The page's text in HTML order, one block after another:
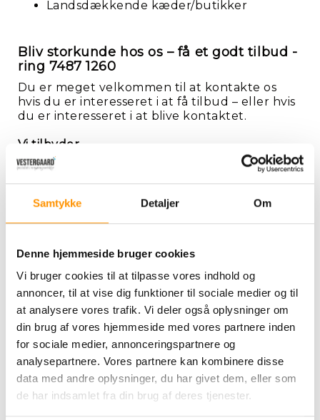
Samtykke Detaljer Om
Denne hjemmeside bruger cookies
Vi bruger cookies til at tilpasse vores indhold og
annoncer, til at vise dig funktioner til sociale medier og til
at analysere vores trafik. Vi deler også oplysninger om
din brug af vores hjemmeside med vores partnere inden
for sociale medier, annonceringspartnere og
analysepartnere. Vores partnere kan kombinere disse
data med andre oplysninger, du har givet dem, eller som
de har indsamlet fra din brug af deres tjenester.
Landsdækkende kæder/butikker
Bliv storkunde hos os – få et godt tilbud -
ring 7487 1260
Du er meget velkommen til at kontakte os
hvis du er interesseret i at få tilbud – eller hvis
du er interesseret i at blive kontaktet.
Vi tilbyder
Alt indenfor rengøring
Rengøringsmaskiner og udstyr
Papirvarer
Arbejds- og sikkerhedsudstyr
Det kan du forvente hos os
Gode priser
Nem varebestilling
Adgang til nyt website med eget
kundelogin
Personlig kontakt